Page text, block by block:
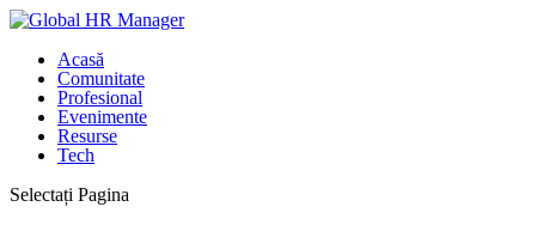
Acasă
Comunitate
Profesional
Evenimente
Resurse
Tech
Selectați Pagina